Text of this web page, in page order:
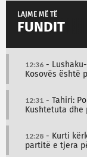
LAJME MË TË
FUNDIT
12:36 -
Kosovës është
12:31 - Tahiri:
Kushtetuta
12:28 - Kurti
partitë e tjera